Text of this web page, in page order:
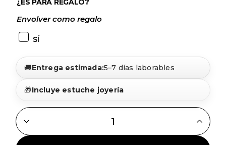
¿ES PARA REGALO?
Envolver como regalo
SÍ
🚚Entrega estimada:5–7 días laborables
🎁Incluye estuche joyería
GARGANTILLA INFINITO CORAZONES NOMBRES PLATA